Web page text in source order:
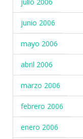
junio 2006
mayo 2006
abril 2006
marzo 2006
febrero 2006
enero 2006